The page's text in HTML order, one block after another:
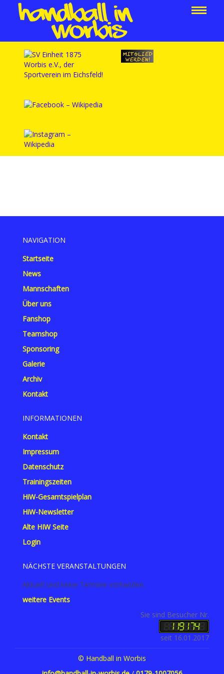
NAVIGATION
Startseite
News
Mannschaften
Über uns
Fanshop
Teamshop
Sponsoring
Galerie
Archiv
Kontakt
INFORMATIONEN
Kontakt
Impressum
Datenschutz
Trainingszeiten
HiW-Gesamtspielplan
HiW-Newsletter
Alte HIW Seite
Login
NÄCHSTE VERANSTALTUNGEN
Aktuell sind keine Termine vorhanden.
weitere Events
Sie sind Besucher Nr.
seit 16.01.2017
© Handball in Worbis